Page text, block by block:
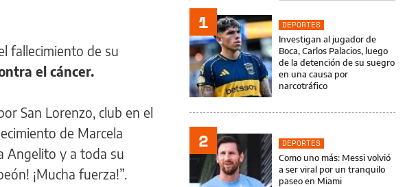
fallecimiento de su
el cáncer.
San Lorenzo, club en el
de Marcela
Angelito y a toda su
¡Mucha fuerza!”.
1
DEPORTES
Investigan al jugador de
Boca, Carlos Palacios, luego
de la detención de su suegro
en una causa por
narcotráfico
2
DEPORTES
Como uno más: Messi volvió
a ser viral por un tranquilo
paseo en Miami